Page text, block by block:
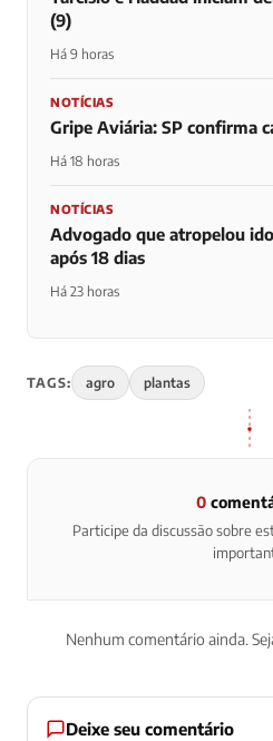
(9)
Há 9 horas
NOTÍCIAS
Gripe Aviária: SP confirma
Há 18 horas
NOTÍCIAS
Advogado que atropelou
após 18 dias
Há 23 horas
TAGS: agro plantas
0
Participe da discussão sobre
Nenhum comentário ainda.
Deixe seu comentário